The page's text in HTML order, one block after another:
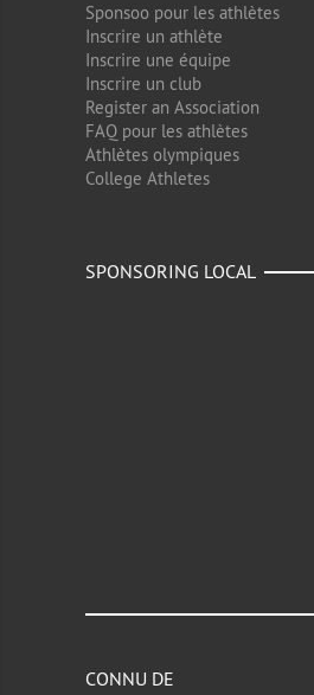
Sponsoo pour les athlètes
Inscrire un athlète
Inscrire une équipe
Inscrire un club
Register an Association
FAQ pour les athlètes
Athlètes olympiques
College Athletes
SPONSORING LOCAL
CONNU DE